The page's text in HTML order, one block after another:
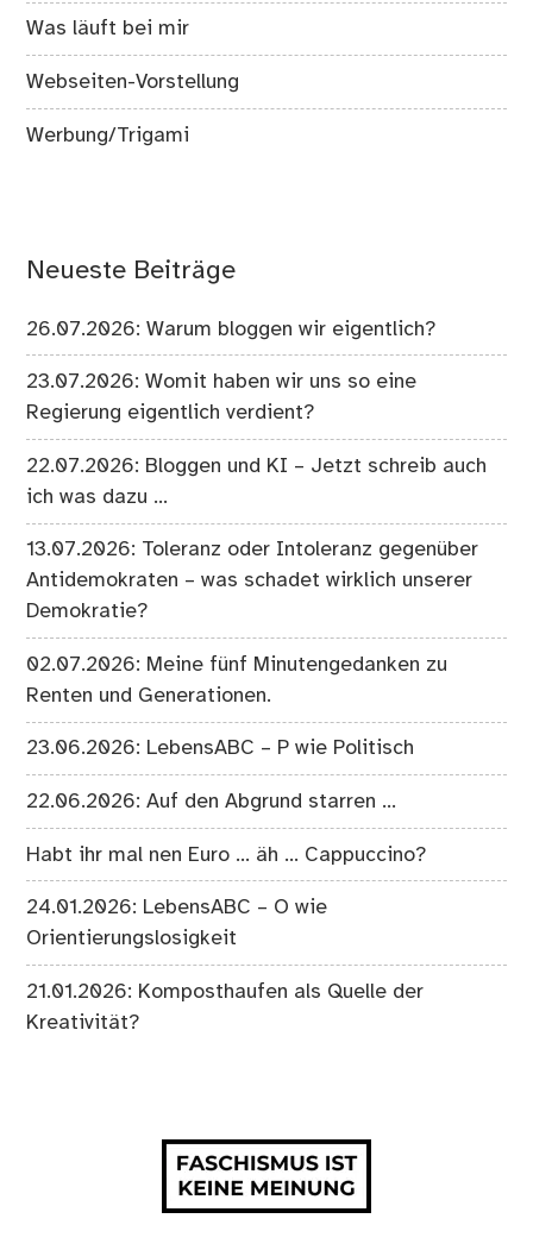
Was läuft bei mir
Webseiten-Vorstellung
Werbung/Trigami
Neueste Beiträge
26.07.2026: Warum bloggen wir eigentlich?
23.07.2026: Womit haben wir uns so eine
Regierung eigentlich verdient?
22.07.2026: Bloggen und KI – Jetzt schreib auch
ich was dazu …
13.07.2026: Toleranz oder Intoleranz gegenüber
Antidemokraten – was schadet wirklich unserer
Demokratie?
02.07.2026: Meine fünf Minutengedanken zu
Renten und Generationen.
23.06.2026: LebensABC – P wie Politisch
22.06.2026: Auf den Abgrund starren …
Habt ihr mal nen Euro … äh … Cappuccino?
24.01.2026: LebensABC – O wie
Orientierungslosigkeit
21.01.2026: Komposthaufen als Quelle der
Kreativität?